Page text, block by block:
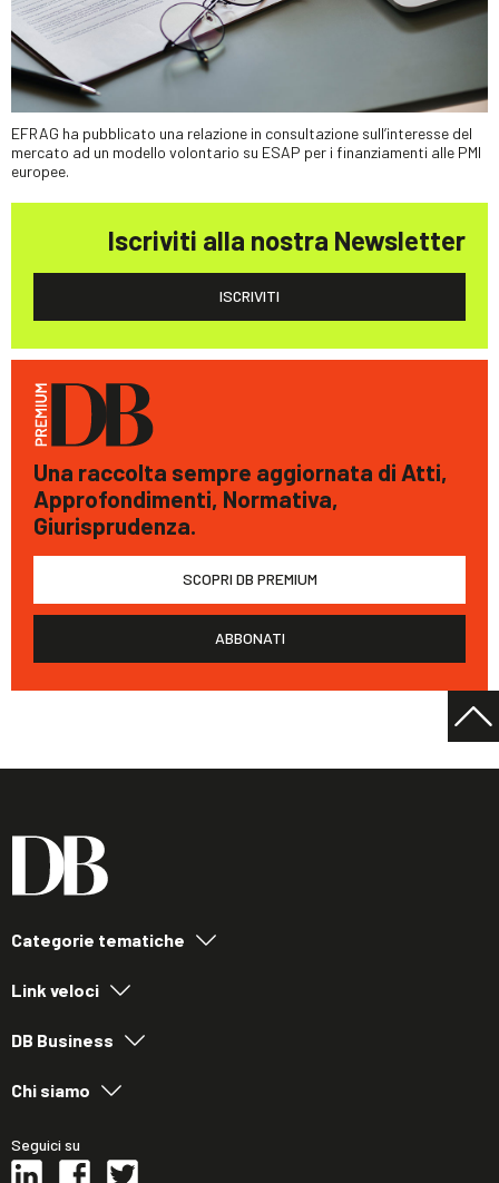
EFRAG ha pubblicato una relazione in consultazione sull’interesse del
mercato ad un modello volontario su ESAP per i finanziamenti alle PMI
europee.
Iscriviti alla nostra Newsletter
ISCRIVITI
Una raccolta sempre aggiornata di Atti,
Approfondimenti, Normativa,
Giurisprudenza.
SCOPRI DB PREMIUM
ABBONATI
Categorie tematiche
Link veloci
DB Business
Chi siamo
Seguici su